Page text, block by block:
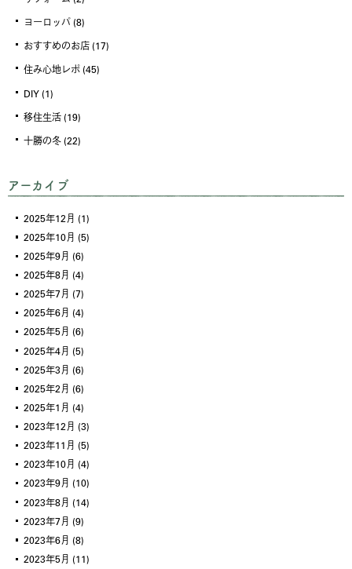
ヨーロッパ (8)
おすすめのお店 (17)
住み心地レポ (45)
DIY (1)
移住生活 (19)
十勝の冬 (22)
アーカイブ
2025年12月 (1)
2025年10月 (5)
2025年9月 (6)
2025年8月 (4)
2025年7月 (7)
2025年6月 (4)
2025年5月 (6)
2025年4月 (5)
2025年3月 (6)
2025年2月 (6)
2025年1月 (4)
2023年12月 (3)
2023年11月 (5)
2023年10月 (4)
2023年9月 (10)
2023年8月 (14)
2023年7月 (9)
2023年6月 (8)
2023年5月 (11)